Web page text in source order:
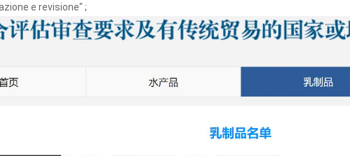
e revisione" ;